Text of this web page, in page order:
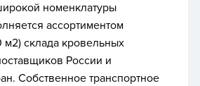
номенклатуры
ассортиментом
склада кровельных
России и
Собственное транспортное